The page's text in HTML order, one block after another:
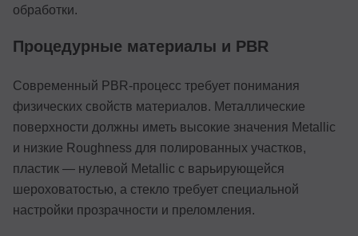
обработки.
Процедурные материалы и PBR
Современный PBR-процесс требует понимания
физических свойств материалов. Металлические
поверхности должны иметь высокие значения Metallic
и низкие Roughness для полированных участков,
пластик — нулевой Metallic с варьирующейся
шероховатостью, а стекло требует специальной
настройки прозрачности и преломления.